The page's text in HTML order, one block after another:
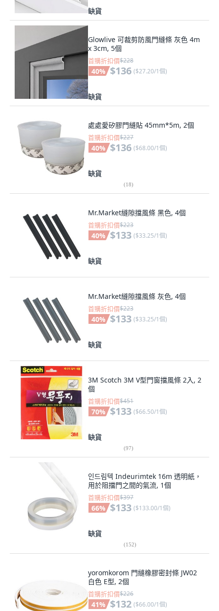
缺貨
Glowlive 可裁剪防風門縫條 灰色 4m
x 3cm, 5個
首購折扣價$228
40% $136 ($27.20/1個)
缺貨
處處愛矽膠門縫貼 45mm*5m, 2個
首購折扣價$227
40% $136 ($68.00/1個)
缺貨
(18)
Mr.Market縫隙擋風條 黑色, 4個
首購折扣價$223
40% $133 ($33.25/1個)
缺貨
Mr.Market縫隙擋風條 灰色, 4個
首購折扣價$223
40% $133 ($33.25/1個)
缺貨
3M Scotch 3M V型門窗擋風條 2入, 2
個
首購折扣價$451
70% $133 ($66.50/1個)
缺貨
(97)
인드림텍 Indeurimtek 16m 透明紙，
用於阻擋門之間的氣流, 1個
首購折扣價$397
66% $133 ($133.00/1個)
缺貨
(152)
yoromkorom 門縫橡膠密封條 JW02
白色 E型, 2個
首購折扣價$226
41% $132 ($66.00/1個)